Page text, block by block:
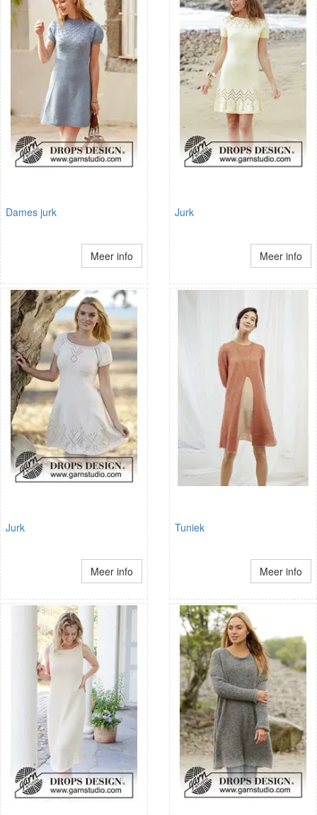
Dames jurk
Meer info
Jurk
Meer info
Jurk
Meer info
Tuniek
Meer info